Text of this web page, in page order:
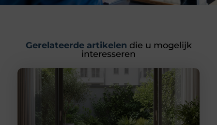
Gerelateerde artikelen die u mogelijk
interesseren